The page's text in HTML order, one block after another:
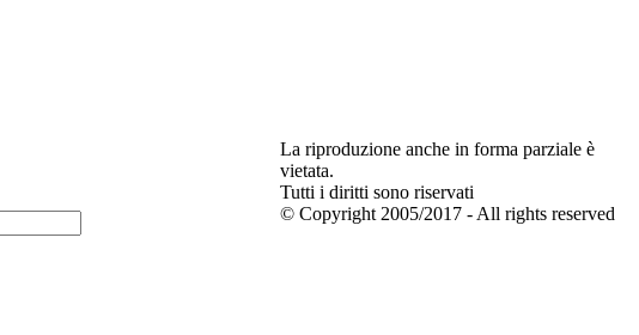
La riproduzione anche in forma parziale è
vietata.
Tutti i diritti sono riservati
© Copyright 2005/2017 - All rights reserved